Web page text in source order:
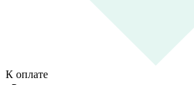
К оплате